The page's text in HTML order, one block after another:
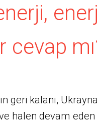
cevap
geri kalanı,
halen devam